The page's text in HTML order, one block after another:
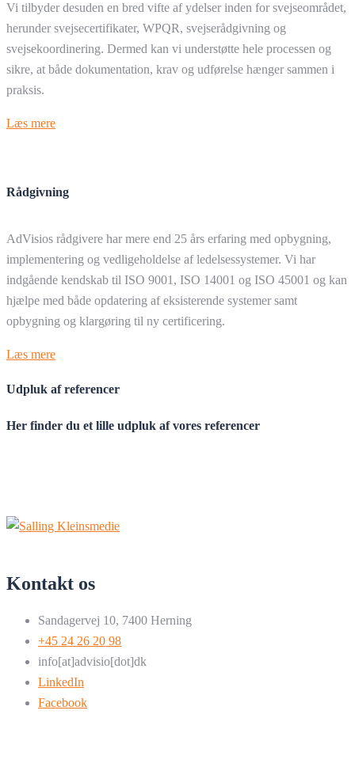
Vi tilbyder desuden en bred vifte af ydelser inden for svejseområdet,
herunder svejsecertifikater, WPQR, svejserådgivning og
svejsekoordinering. Dermed kan vi understøtte hele processen og
sikre, at både dokumentation, krav og udførelse hænger sammen i
praksis.
Læs mere
Rådgivning
AdVisios rådgivere har mere end 25 års erfaring med opbygning,
implementering og vedligeholdelse af ledelsessystemer. Vi har
indgående kendskab til ISO 9001, ISO 14001 og ISO 45001 og kan
hjælpe med både opdatering af eksisterende systemer samt
opbygning og klargøring til ny certificering.
Læs mere
Udpluk af referencer
Her finder du et lille udpluk af vores referencer
Kontakt os
Sandagervej 10, 7400 Herning
+45 24 26 20 98
info[at]advisio[dot]dk
LinkedIn
Facebook